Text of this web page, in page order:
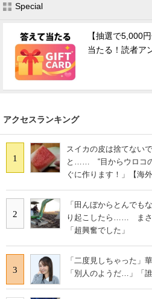
Special
【抽選で5,000
当たる！読者ア
アクセスランキング
1
スイカの皮は捨てない
と…… “目からウロコの
ぐに作ります！」【海外
2
「田んぼからとんでも
り起こしたら…… まさ
「超興奮でした」
3
「二度見しちゃった」
「別人のようだ…」「